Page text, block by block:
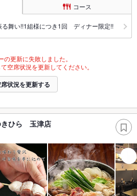
コース
る舞い!!1組様につき1回 ディナー限定!!
の更新に失敗しました。
空席状況を更新してください。
状況を更新する
きひら 玉津店